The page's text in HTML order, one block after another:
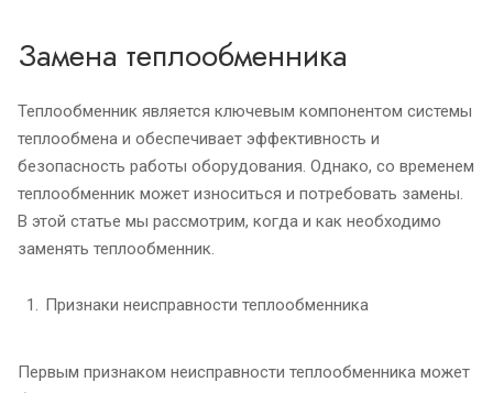
Замена теплообменника
Теплообменник является ключевым компонентом системы
теплообмена и обеспечивает эффективность и
безопасность работы оборудования. Однако, со временем
теплообменник может износиться и потребовать замены.
В этой статье мы рассмотрим, когда и как необходимо
заменять теплообменник.
Признаки неисправности теплообменника
Первым признаком неисправности теплообменника может